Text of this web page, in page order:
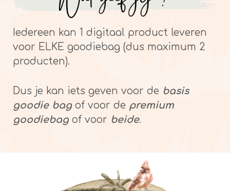
Iedereen kan 1 digitaal product leveren
voor ELKE goodiebag (dus maximum 2
producten).
Dus je kan iets geven voor de basis
goodie bag of voor de premium
goodiebag of voor beide.